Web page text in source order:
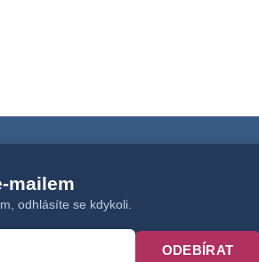
mailem
odhlásíte se kdykoli.
ODEBÍRAT